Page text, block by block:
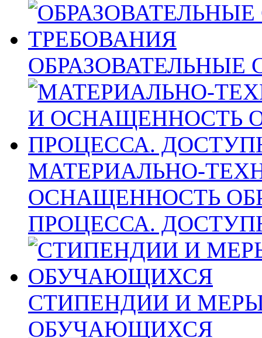
ОБРАЗОВАТЕЛЬНЫЕ
МАТЕРИАЛЬНО-
ОСНАЩЕННОСТЬ
ПРОЦЕССА.
СТИПЕНДИИ И
ОБУЧАЮЩИХСЯ